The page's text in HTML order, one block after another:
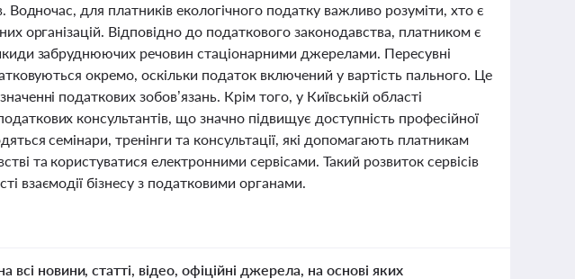
Водночас, для платників екологічного податку важливо розуміти, хто є
організацій. Відповідно до податкового законодавства, платником є
забруднюючих речовин стаціонарними джерелами. Пересувні
окремо, оскільки податок включений у вартість пального. Це
податкових зобов’язань. Крім того, у Київській області
консультантів, що значно підвищує доступність професійної
семінари, тренінги та консультації, які допомагають платникам
та користуватися електронними сервісами. Такий розвиток сервісів
взаємодії бізнесу з податковими органами.
новини, статті, відео, офіційні джерела, на основі яких